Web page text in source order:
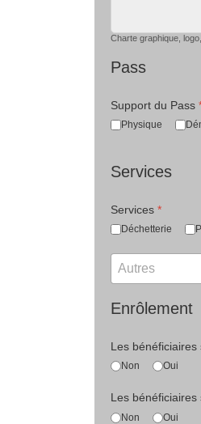
Charte graphique,
Pass
Support du Pass
Physique
Services
Services *
Déchetterie
Enrôlement
Les bénéficiaires
Non Oui
Les
Non Oui